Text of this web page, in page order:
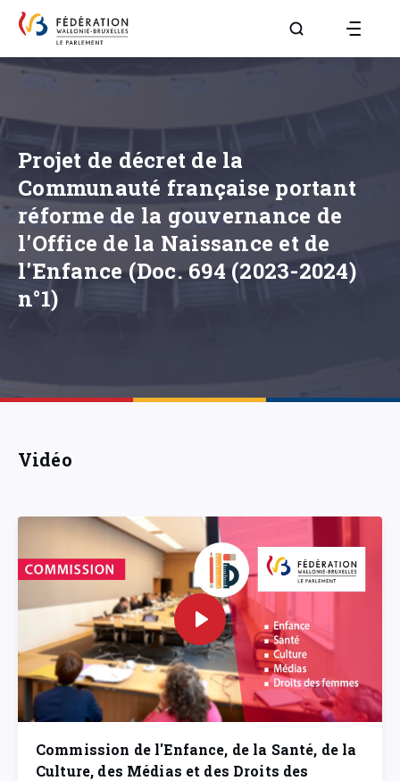
Aller à la page
Projet de décret de la
Communauté française portant
réforme de la gouvernance de
l'Office de la Naissance et de
l'Enfance (Doc. 694 (2023-2024)
n°1)
Vidéo
Commission de l'Enfance, de la Santé, de la
Culture, des Médias et des Droits des